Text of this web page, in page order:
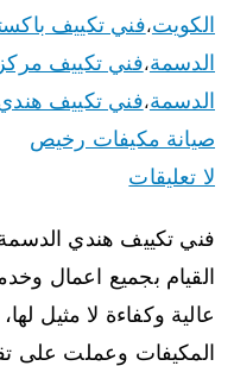
الكويت،فني تكييف
الدسمة،فني تكييف
الدسمة،فني تكييف
صيانة مكيفات رخيص
لا تعليقات
فني تكييف هندي
القيام بجميع اعمال
عالية وكفاءة لا مثيل
المكيفات وعملت على